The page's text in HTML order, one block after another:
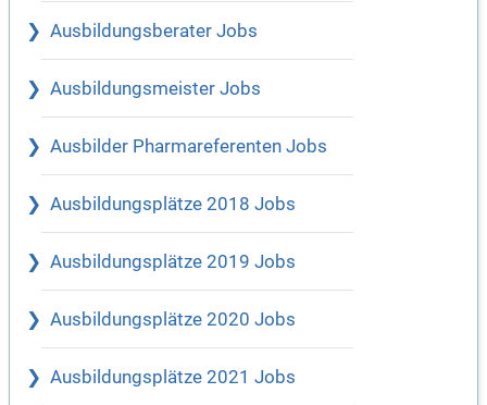
Ausbildungsberater Jobs
Ausbildungsmeister Jobs
Ausbilder Pharmareferenten Jobs
Ausbildungsplätze 2018 Jobs
Ausbildungsplätze 2019 Jobs
Ausbildungsplätze 2020 Jobs
Ausbildungsplätze 2021 Jobs